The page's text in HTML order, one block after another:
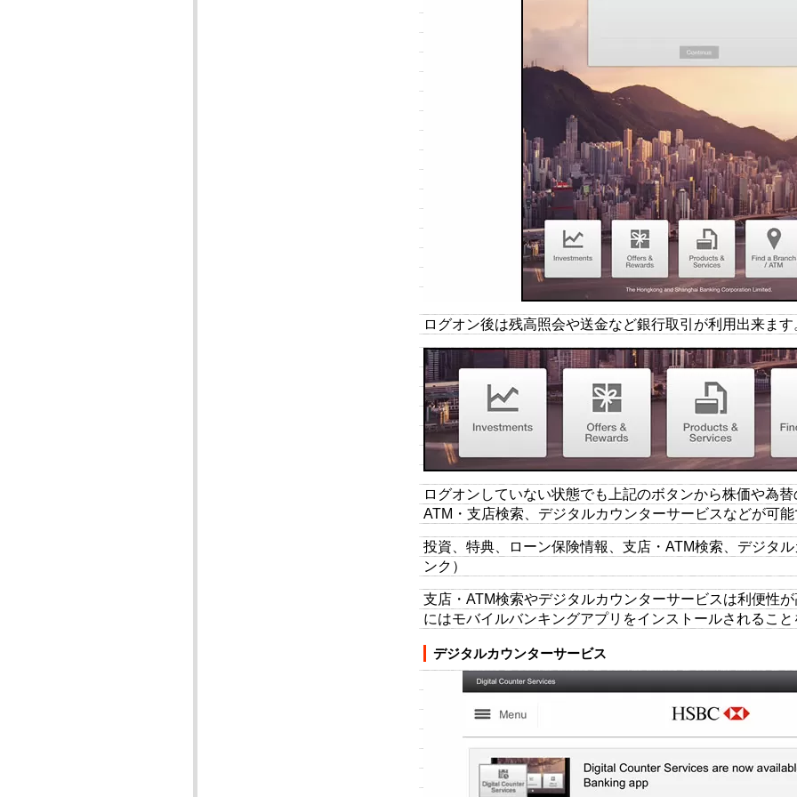
ログオン後は残高照会や送金など銀行取引が利用出来ます
ログオンしていない状態でも上記のボタンから株価や為
ATM・支店検索、デジタルカウンターサービスなどが可
投資、特典、ローン保険情報、支店・ATM検索、デジタ
ンク）
支店・ATM検索やデジタルカウンターサービスは利便性
にはモバイルバンキングアプリをインストールされるこ
デジタルカウンターサービス